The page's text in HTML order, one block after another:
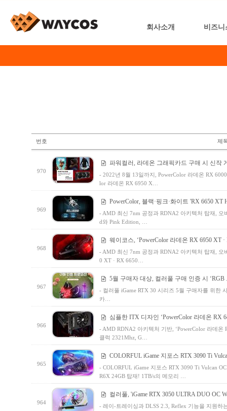
회사소개 비즈니
번호 제
970
파워컬러, 라데온 그래픽카드 구매 시 신작
- 2022년 8월 13일까지, PowerColor 라데온 RX
lor 라데온 RX 6950 X…
969
PowerColor, 블랙·핑크·화이트 'RX 6650 XT
- AMD 최신 7nm 공정과 RDNA2 아키텍처 탑재,
d와 Pink Edition, …
968
웨이코스, ‘PowerColor 라데온 RX 6950 XT
- AMD 최신 7nm 공정과 RDNA2 아키텍처 탑재, 오
0 XT · RX 6650…
967
5월 구매자 대상, 컬러풀 구매 인증 시
- 컬러풀 iGame RTX 30 시리즈 5월 구매자를 위한
카…
966
심플한 ITX 디자인 ‘PowerColor 라데온 RX
- AMD RDNA2 아키텍처 기반, ‘PowerColor 라데
클럭 2321Mhz, G…
965
COLORFUL iGame 지포스 RTX 3090 Ti
- COLORFUL iGame 지포스 RTX 3090 Ti Vulcan
R6X 24GB 탑재! 1TB/s의 메모리 …
964
컬러풀, 'iGame RTX 3050 ULTRA DUO OC
- 레이-트레이싱과 DLSS 2.3, Reflex 기능을 지원하